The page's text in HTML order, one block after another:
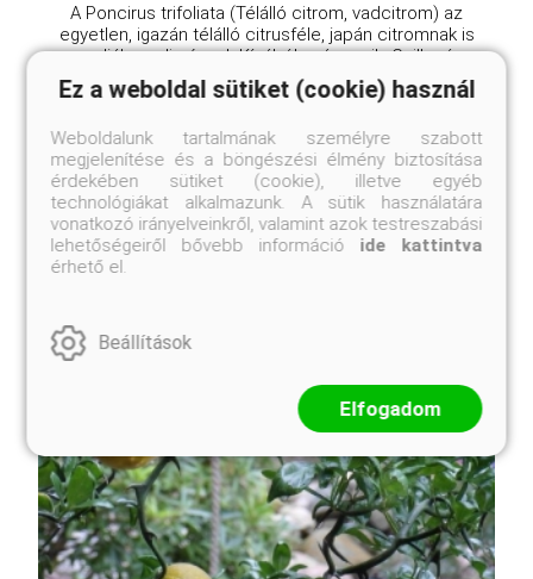
A Poncirus trifoliata (Télálló citrom, vadcitrom) az
egyetlen, igazán télálló citrusféle, japán citromnak is
mondják, pedig észak-Kínából származik. Csillogóan
fényeszöld levelei 3 levélkéből állnak, a növény 2-3
méteres csupa tövis bokorrá fejlődik ...
Ez a weboldal sütiket (cookie) használ
Weboldalunk tartalmának személyre szabott
megjelenítése és a böngészési élmény biztosítása
érdekében sütiket (cookie), illetve egyéb
technológiákat alkalmazunk. A sütik használatára
vonatkozó irányelveinkről, valamint azok testreszabási
lehetőségeiről bővebb információ ide kattintva
érhető el.
Beállítások
Elfogadom